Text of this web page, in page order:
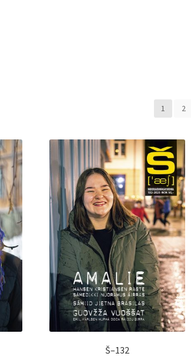
1 2
Š–132